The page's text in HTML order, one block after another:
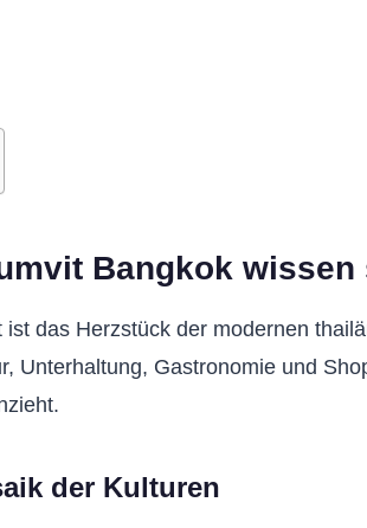
Bangkok wissen
das Herzstück der modernen
Unterhaltung, Gastronomie und
der Kulturen